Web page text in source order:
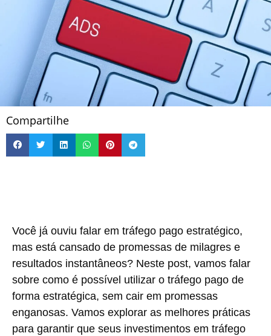
Compartilhe
Você já ouviu falar em tráfego pago estratégico,
mas está cansado de promessas de milagres e
resultados instantâneos? Neste post, vamos falar
sobre como é possível utilizar o tráfego pago de
forma estratégica, sem cair em promessas
enganosas. Vamos explorar as melhores práticas
para garantir que seus investimentos em tráfego